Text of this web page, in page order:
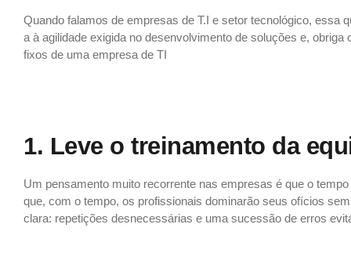
Quando falamos de empresas de T.I e setor tecnológico, essa
a à agilidade exigida no desenvolvimento de soluções e,
fixos de uma empresa de TI
1. Leve o treinamento da
Um pensamento muito recorrente nas empresas é que o
que, com o tempo, os profissionais dominarão seus ofícios
clara: repetições desnecessárias e uma sucessão de erros